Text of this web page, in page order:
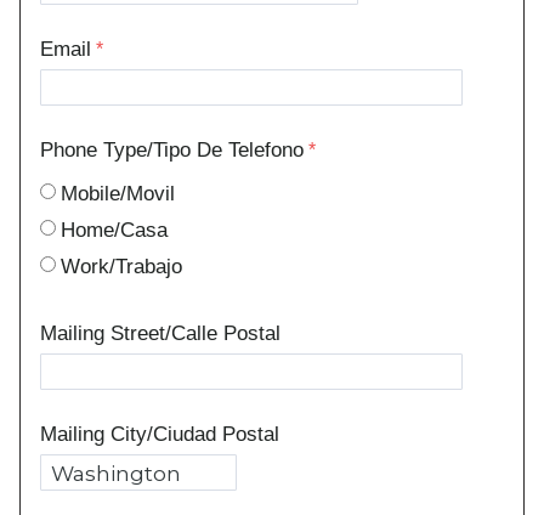
Email
Phone Type/Tipo De Telefono
Mobile/Movil
Home/Casa
Work/Trabajo
Mailing Street/Calle Postal
Mailing City/Ciudad Postal